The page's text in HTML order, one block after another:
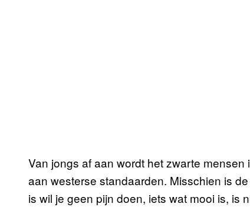
Van jongs af aan wordt het zwarte
aan westerse standaarden. Misschien is
is wil je geen pijn doen, iets wat mooi is, is